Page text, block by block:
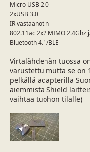
Micro USB 2.0
2xUSB 3.0
IR vastaanotin
802.11ac 2x2 MIMO 2.4Ghz
Bluetooth 4.1/BLE
Virtalähdehän tuossa
varustettu mutta se on
pelkällä adapterilla
aiemmista Shield
vaihtaa tuohon tilalle)